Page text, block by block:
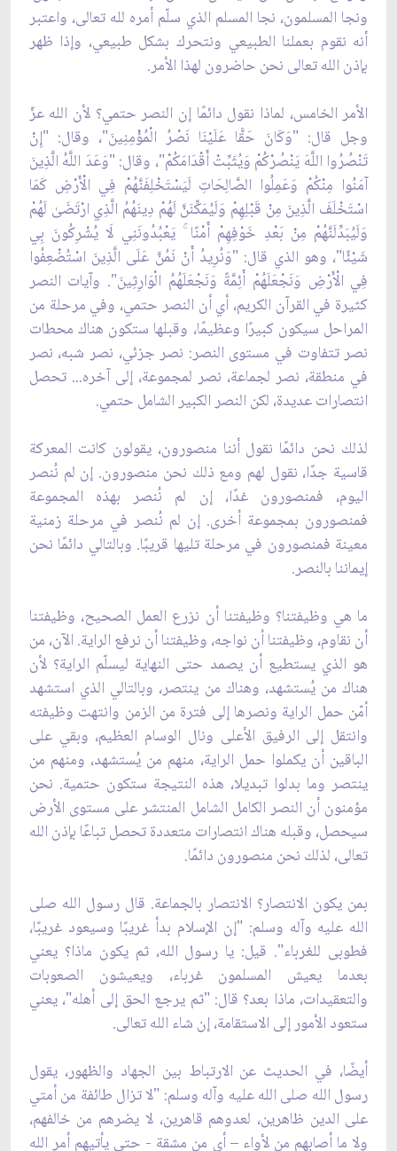
ونجا المسلمون، نجا المسلم الذي سلّم أمره لله تعالى، واعتبر
أنه نقوم بعملنا الطبيعي ونتحرك بشكل طبيعي، وإذا ظهر
بإذن الله تعالى نحن حاضرون لهذا الأمر.
الأمر الخامس، لماذا نقول دائمًا إن النصر حتمي؟ لأن الله عزّ
وجل قال: "وَكَانَ حَقًّا عَلَيْنَا نَصْرُ الْمُؤْمِنِينَ"، وقال: "إِنْ
تَنْصُرُوا اللَّهَ يَنْصُرْكُمْ وَيُثَبِّتْ أَقْدَامَكُمْ"، وقال: "وَعَدَ اللَّهُ الَّذِينَ
آمَنُوا مِنْكُمْ وَعَمِلُوا الصَّالِحَاتِ لَيَسْتَخْلِفَنَّهُمْ فِي الْأَرْضِ كَمَا
اسْتَخْلَفَ الَّذِينَ مِنْ قَبْلِهِمْ وَلَيُمَكِّنَنَّ لَهُمْ دِينَهُمُ الَّذِي ارْتَضَىٰ لَهُمْ
وَلَيُبَدِّلَنَّهُمْ مِنْ بَعْدِ خَوْفِهِمْ أَمْنًا ۚ يَعْبُدُونَنِي لَا يُشْرِكُونَ بِي
شَيْئًا"، وهو الذي قال: "وَنُرِيدُ أَنْ نَمُنَّ عَلَى الَّذِينَ اسْتُضْعِفُوا
فِي الْأَرْضِ وَنَجْعَلَهُمْ أَئِمَّةً وَنَجْعَلَهُمُ الْوَارِثِينَ". وآيات النصر
كثيرة في القرآن الكريم، أي أن النصر حتمي، وفي مرحلة من
المراحل سيكون كبيرًا وعظيمًا، وقبلها ستكون هناك محطات
نصر تتفاوت في مستوى النصر: نصر جزئي، نصر شبه، نصر
في منطقة، نصر لجماعة، نصر لمجموعة، إلى آخره... تحصل
انتصارات عديدة، لكن النصر الكبير الشامل حتمي.
لذلك نحن دائمًا نقول أننا منصورون، يقولون كانت المعركة
قاسية جدًا، نقول لهم ومع ذلك نحن منصورون. إن لم نُنصر
اليوم، فمنصورون غدًا، إن لم نُنصر بهذه المجموعة
فمنصورون بمجموعة أخرى. إن لم نُنصر في مرحلة زمنية
معينة فمنصورون في مرحلة تليها قريبًا. وبالتالي دائمًا نحن
إيماننا بالنصر.
ما هي وظيفتنا؟ وظيفتنا أن نزرع العمل الصحيح، وظيفتنا
أن نقاوم، وظيفتنا أن نواجه، وظيفتنا أن نرفع الراية. الآن، من
هو الذي يستطيع أن يصمد حتى النهاية ليسلّم الراية؟ لأن
هناك من يُستشهد، وهناك من ينتصر، وبالتالي الذي استشهد
أمّن حمل الراية ونصرها إلى فترة من الزمن وانتهت وظيفته
وانتقل إلى الرفيق الأعلى ونال الوسام العظيم، وبقي على
الباقين أن يكملوا حمل الراية، منهم من يُستشهد، ومنهم من
ينتصر وما بدلوا تبديلا، هذه النتيجة ستكون حتمية. نحن
مؤمنون أن النصر الكامل الشامل المنتشر على مستوى الأرض
سيحصل، وقبله هناك انتصارات متعددة تحصل تباعًا بإذن الله
تعالى، لذلك نحن منصورون دائمًا.
بمن يكون الانتصار؟ الانتصار بالجماعة. قال رسول الله صلى
الله عليه وآله وسلم: "إن الإسلام بدأ غريبًا وسيعود غريبًا،
فطوبى للغرباء". قيل: يا رسول الله، ثم يكون ماذا؟ يعني
بعدما يعيش المسلمون غرباء، ويعيشون الصعوبات
والتعقيدات، ماذا بعد؟ قال: "ثم يرجع الحق إلى أهله"، يعني
ستعود الأمور إلى الاستقامة، إن شاء الله تعالى.
أيضًا، في الحديث عن الارتباط بين الجهاد والظهور، يقول
رسول الله صلى الله عليه وآله وسلم: "لا تزال طائفة من أمتي
على الدين ظاهرين، لعدوهم قاهرين، لا يضرهم من خالفهم،
ولا ما أصابهم من لأواء – أي من مشقة - حتى يأتيهم أمر الله